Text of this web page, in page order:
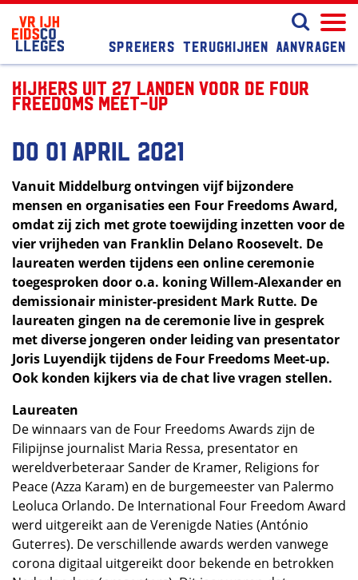
Sprekers Terugkijken Aanvragen
Kijkers uit 27 landen voor de Four
Freedoms Meet-up
do 01 april 2021
Vanuit Middelburg ontvingen vijf bijzondere
mensen en organisaties een Four Freedoms Award,
omdat zij zich met grote toewijding inzetten voor de
vier vrijheden van Franklin Delano Roosevelt. De
laureaten werden tijdens een online ceremonie
toegesproken door o.a. koning Willem-Alexander en
demissionair minister-president Mark Rutte. De
laureaten gingen na de ceremonie live in gesprek
met diverse jongeren onder leiding van presentator
Joris Luyendijk tijdens de Four Freedoms Meet-up.
Ook konden kijkers via de chat live vragen stellen.
Laureaten
De winnaars van de Four Freedoms Awards zijn de
Filipijnse journalist Maria Ressa, presentator en
wereldverbeteraar Sander de Kramer, Religions for
Peace (Azza Karam) en de burgemeester van Palermo
Leoluca Orlando. De International Four Freedom Award
werd uitgereikt aan de Verenigde Naties (António
Guterres). De verschillende awards werden vanwege
corona digitaal uitgereikt door bekende en betrokken